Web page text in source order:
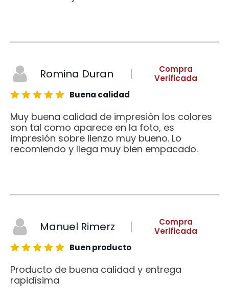
Romina Duran
Compra
Verificada
Buena calidad
Muy buena calidad de impresión los colores
son tal como aparece en la foto, es
impresión sobre lienzo muy bueno. Lo
recomiendo y llega muy bien empacado.
Manuel Rimerz
Compra
Verificada
Buen producto
Producto de buena calidad y entrega
rapidísima